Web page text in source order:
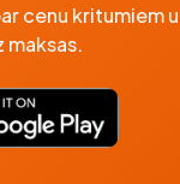
cenu kritumiem